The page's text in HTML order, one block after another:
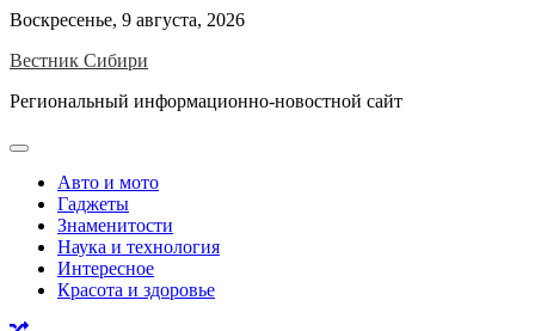
Skip
content
Воскресенье, 9 августа, 2026
Вестник Сибири
Региональный информационно-новостной сайт
Авто и мото
Гаджеты
Знаменитости
Наука и технология
Интересное
Красота и здоровье